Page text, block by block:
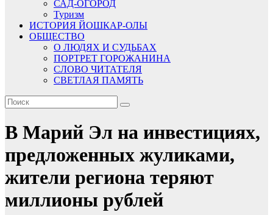
САД-ОГОРОД
Туризм
ИСТОРИЯ ЙОШКАР-ОЛЫ
ОБЩЕСТВО
О ЛЮДЯХ И СУДЬБАХ
ПОРТРЕТ ГОРОЖАНИНА
СЛОВО ЧИТАТЕЛЯ
СВЕТЛАЯ ПАМЯТЬ
В Марий Эл на инвестициях,
предложенных жуликами,
жители региона теряют
миллионы рублей